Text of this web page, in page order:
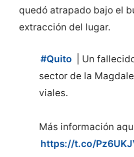
quedó atrapado bajo el
extracción del lugar.
#Quito
| Un
sector de la
viales.
Más información
https://t.co/